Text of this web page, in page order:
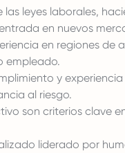
leyes laborales,
en nuevos
en regiones de
empleado.
y experiencia
al riesgo.
son criterios clave
liderado por